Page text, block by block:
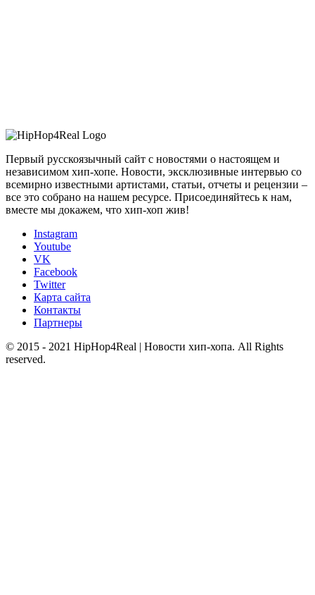
Первый русскоязычный сайт с новостями о настоящем и
независимом хип-хопе. Новости, эксклюзивные интервью со
всемирно известными артистами, статьи, отчеты и рецензии –
все это собрано на нашем ресурсе. Присоединяйтесь к нам,
вместе мы докажем, что хип-хоп жив!
Instagram
Youtube
VK
Facebook
Twitter
Карта сайта
Контакты
Партнеры
© 2015 - 2021 HipHop4Real | Новости хип-хопа. All Rights
reserved.